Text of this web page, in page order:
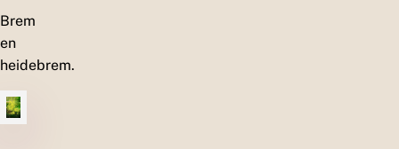
Brem
en
heidebrem.